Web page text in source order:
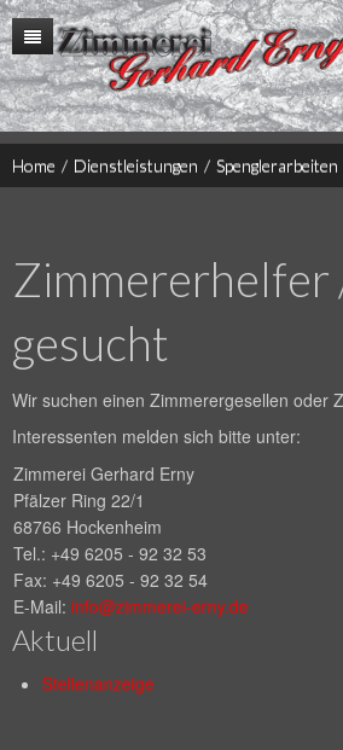
Home
Firma
Historie
Dienstleistungen
Autokran
Gerüstbau
Wohnhaus Holzständerbauweise
Altbausanierung
Spenglerarbeiten
Treppenbau
Türen und Fenster
Wintergärten, Terrassen, usw.
Velux Dachfenster
Referenzen
Kontakt
Home / Dienstleistungen / Spenglerarbeiten
Zimmererhelfer
gesucht
Wir suchen einen Zimmerergesellen oder
Interessenten melden sich bitte unter:
Zimmerei Gerhard Erny
Pfälzer Ring 22/1
68766 Hockenheim
Tel.: +49 6205 - 92 32 53
Fax: +49 6205 - 92 32 54
E-Mail: info@zimmerei-erny.de
Aktuell
Stellenanzeige